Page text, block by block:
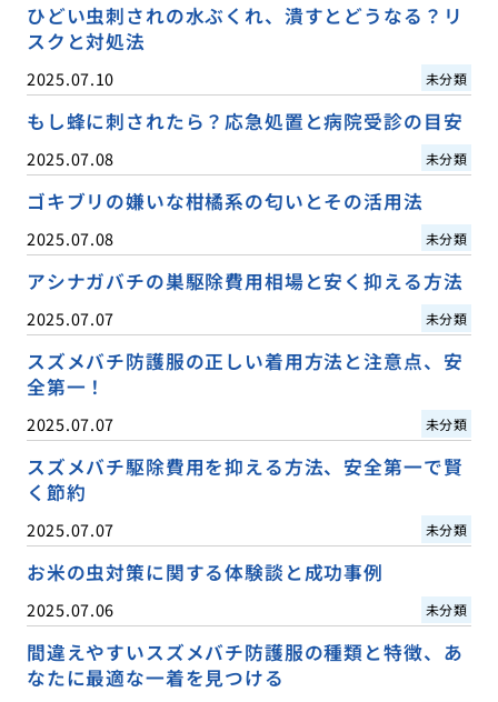
ひどい虫刺されの水ぶくれ、潰すとどうなる？リ
スクと対処法
2025.07.10 未分類
もし蜂に刺されたら？応急処置と病院受診の目安
2025.07.08 未分類
ゴキブリの嫌いな柑橘系の匂いとその活用法
2025.07.08 未分類
アシナガバチの巣駆除費用相場と安く抑える方法
2025.07.07 未分類
スズメバチ防護服の正しい着用方法と注意点、安
全第一！
2025.07.07 未分類
スズメバチ駆除費用を抑える方法、安全第一で賢
く節約
2025.07.07 未分類
お米の虫対策に関する体験談と成功事例
2025.07.06 未分類
間違えやすいスズメバチ防護服の種類と特徴、あ
なたに最適な一着を見つける